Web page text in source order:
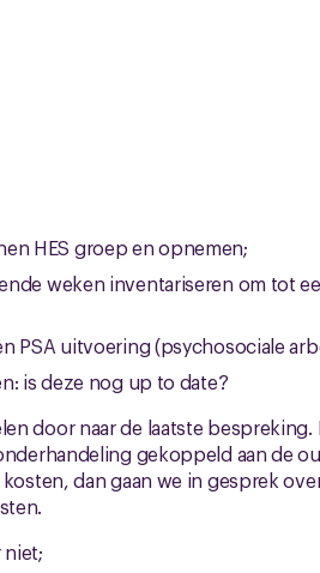
HES groep en opnemen;
weken inventariseren om tot
uitvoering (psychosociale
is deze nog up to date?
door naar de laatste bespreking.
gekoppeld aan de
dan gaan we in gesprek